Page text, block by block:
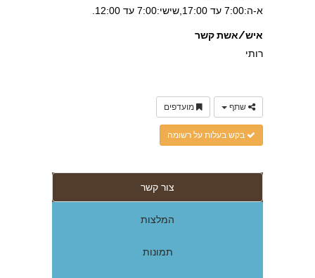
א-ה:7:00 עד 17:00,שישי:7:00 עד 12:00.
איש/אשת קשר
רותי
שתף מועדפים
בקש בעלות על רשומה
צור קשר
המלצות
תמונות